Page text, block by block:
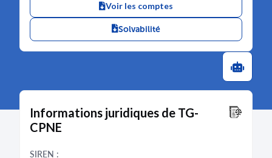
Voir les comptes
Solvabilité
Informations juridiques de TG-
CPNE
SIREN :